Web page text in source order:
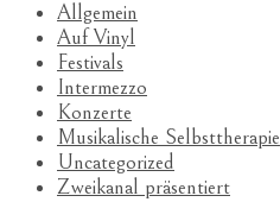
Allgemein
Auf Vinyl
Festivals
Intermezzo
Konzerte
Musikalische Selbsttherapie
Uncategorized
Zweikanal präsentiert